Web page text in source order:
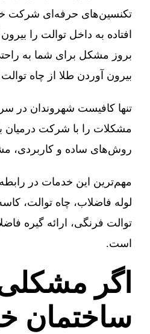
تکنسین‌های حرفه‌ای شرکت
افتاده به داخل توالت را
بروز مشکل برای شما به
بیرون آوردن طلا از چاه
تنها کافیست شهروندان در
مشکلات را با شرکت درمیان
روش‌های ساده و کاربردی،
مهم‌ترین این خدمات در
لوله فاضلاب، چاه توالت،
توالت فرنگی، ارائه گیره
است.
اگر
ساختمان